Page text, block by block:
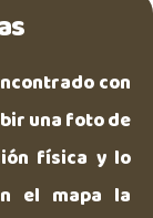
con
una foto de
física y lo
el mapa la